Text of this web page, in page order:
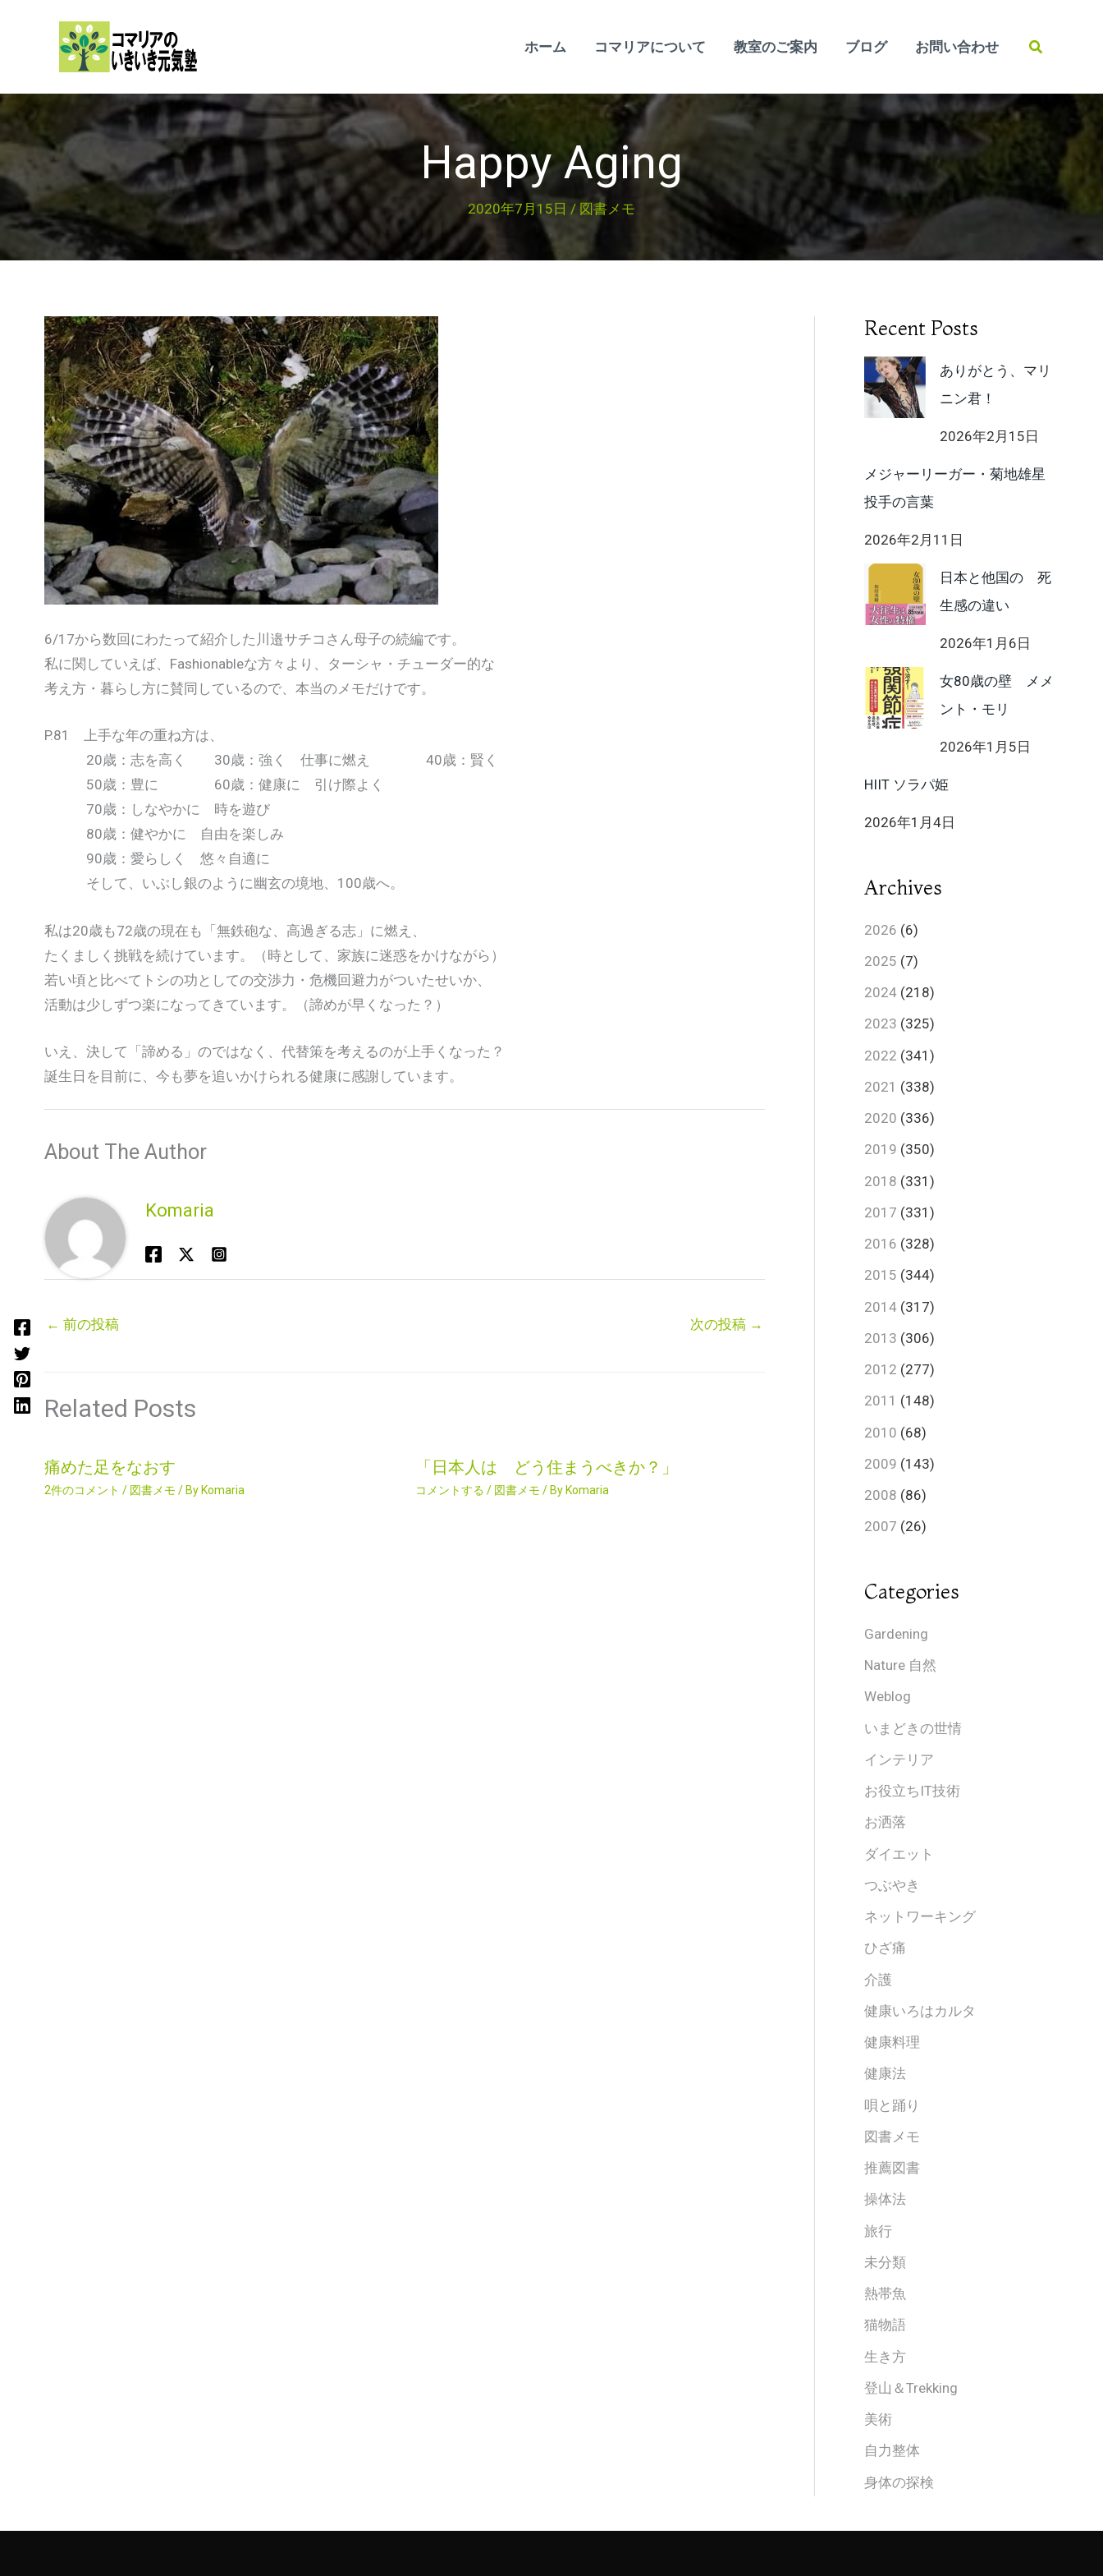
ホーム コマリアについて 教室のご案内 ブログ お問い合わせ
検
Happy Aging
2020年7月15日 / 図書メモ
6/17から数回にわたって紹介した川邉サチコさん母子の続編です。
私に関していえば、Fashionableな方々より、ターシャ・チューダー的な
考え方・暮らし方に賛同しているので、本当のメモだけです。
P.81 上手な年の重ね方は、
20歳：志を高く 30歳：強く 仕事に燃え 40歳：賢く
50歳：豊に 60歳：健康に 引け際よく
70歳：しなやかに 時を遊び
80歳：健やかに 自由を楽しみ
90歳：愛らしく 悠々自適に
そして、いぶし銀のように幽玄の境地、100歳へ。
私は20歳も72歳の現在も「無鉄砲な、高過ぎる志」に燃え、
たくましく挑戦を続けています。（時として、家族に迷惑をかけながら）
若い頃と比べてトシの功としての交渉力・危機回避力がついたせいか、
活動は少しずつ楽になってきています。（諦めが早くなった？）
いえ、決して「諦める」のではなく、代替策を考えるのが上手くなった？
誕生日を目前に、今も夢を追いかけられる健康に感謝しています。
About The Author
Komaria
← 前の投稿 次の投稿 →
Related Posts
痛めた足をなおす
2件のコメント / 図書メモ / By Komaria
「日本人は どう住まうべきか？」
コメントする / 図書メモ / By Komaria
Recent Posts
ありがとう、マリ
ニン君！
2026年2月15日
メジャーリーガー・菊地雄星
投手の言葉
2026年2月11日
日本と他国の 死
生感の違い
2026年1月6日
女80歳の壁 メメ
ント・モリ
2026年1月5日
HIIT ソラパ姫
2026年1月4日
Archives
2026 (6)
2025 (7)
2024 (218)
2023 (325)
2022 (341)
2021 (338)
2020 (336)
2019 (350)
2018 (331)
2017 (331)
2016 (328)
2015 (344)
2014 (317)
2013 (306)
2012 (277)
2011 (148)
2010 (68)
2009 (143)
2008 (86)
2007 (26)
Categories
Gardening
Nature 自然
Weblog
いまどきの世情
インテリア
お役立ちIT技術
お洒落
ダイエット
つぶやき
ネットワーキング
ひざ痛
介護
健康いろはカルタ
健康料理
健康法
唄と踊り
図書メモ
推薦図書
操体法
旅行
未分類
熱帯魚
猫物語
生き方
登山＆Trekking
美術
自力整体
身体の探検